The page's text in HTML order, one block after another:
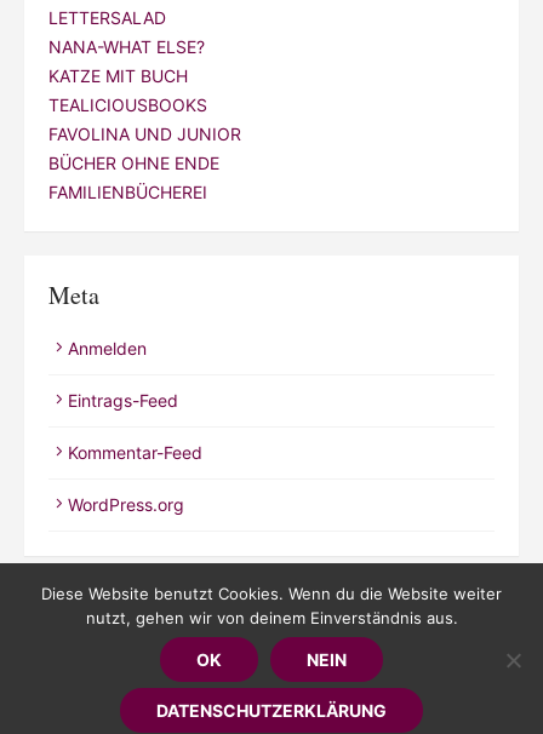
LETTERSALAD
NANA-WHAT ELSE?
KATZE MIT BUCH
TEALICIOUSBOOKS
FAVOLINA UND JUNIOR
BÜCHER OHNE ENDE
FAMILIENBÜCHEREI
Meta
Anmelden
Eintrags-Feed
Kommentar-Feed
WordPress.org
© 2026 Kathrineverdeen
Powered by WordPress / Theme by Design Lab
Diese Website benutzt Cookies. Wenn du die Website weiter
nutzt, gehen wir von deinem Einverständnis aus.
OK NEIN
DATENSCHUTZERKLÄRUNG